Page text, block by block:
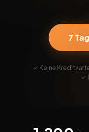
7
✓ Keine
✓